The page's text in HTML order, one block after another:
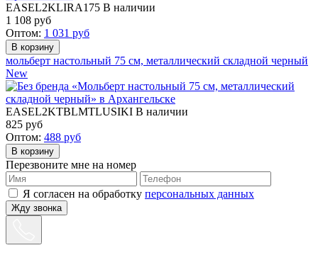
EASEL2KLIRA175 В наличии
1 108 руб
Оптом: 1 031 руб
мольберт настольный 75 см, металлический складной черный
New
EASEL2KTBLMTLUSIKI В наличии
825 руб
Оптом: 488 руб
Перезвоните мне на номер
Я согласен на обработку персональных данных
Жду звонка